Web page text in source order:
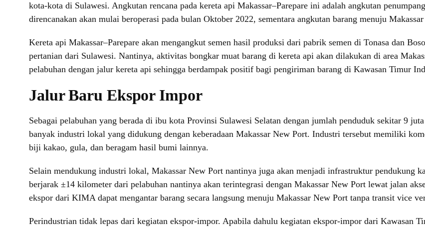
kota-kota di Sulawesi. Angkutan rencana pada kereta api Makassar–Parepare ini adalah angkutan
direncanakan akan mulai beroperasi pada bulan Oktober 2022, sementara angkutan barang menuju
Kereta api Makassar–Parepare akan mengangkut semen hasil produksi dari pabrik semen di Tonasa dan
pertanian dari Sulawesi. Nantinya, aktivitas bongkar muat barang di kereta api akan dilakukan di area
pelabuhan dengan jalur kereta api sehingga berdampak positif bagi pengiriman barang di Kawasan Timur
Jalur Baru Ekspor Impor
Sebagai pelabuhan yang berada di ibu kota Provinsi Sulawesi Selatan dengan jumlah penduduk sekitar 9
banyak industri lokal yang didukung dengan keberadaan Makassar New Port. Industri tersebut memiliki
biji kakao, gula, dan beragam hasil bumi lainnya.
Selain mendukung industri lokal, Makassar New Port nantinya juga akan menjadi infrastruktur pendukung
berjarak ±14 kilometer dari pelabuhan nantinya akan terintegrasi dengan Makassar New Port lewat jalan
ekspor dari KIMA dapat mengantar barang secara langsung menuju Makassar New Port tanpa transit vice
Perindustrian tidak lepas dari kegiatan ekspor-impor. Apabila dahulu kegiatan ekspor-impor dari Kawasan